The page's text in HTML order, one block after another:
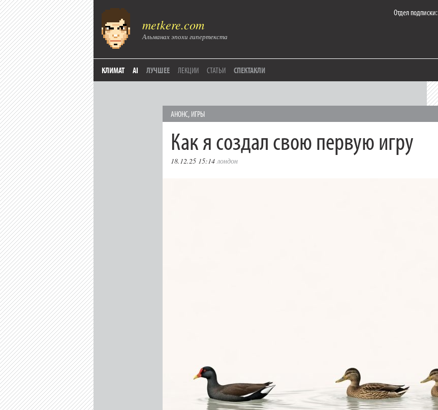
metkere.com
Альманах эпохи гипертекста
Отдел подписки:
КЛИМАТ AI ЛУЧШЕЕ ЛЕКЦИИ СТАТЬИ СПЕКТАКЛИ
АНОНС, ИГРЫ
Как я создал свою первую игру
18.12.25 15:14 лондон